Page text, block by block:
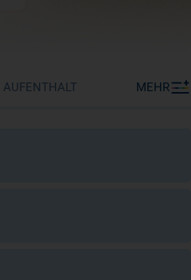
AUFENTHALT MEHR